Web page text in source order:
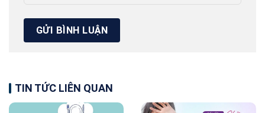
TIN TỨC LIÊN QUAN